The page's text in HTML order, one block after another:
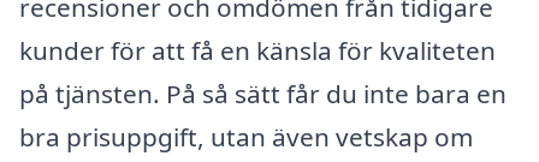
recensioner och omdömen från tidigare
kunder för att få en känsla för kvaliteten
på tjänsten. På så sätt får du inte bara en
bra prisuppgift, utan även vetskap om